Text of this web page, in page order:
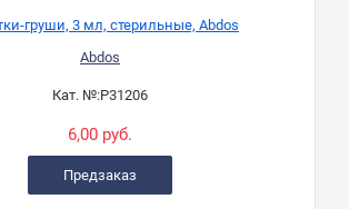
груши, 3 мл, стерильные, Abdos
Abdos
Кат. №:P31206
6,00 руб.
Предзаказ